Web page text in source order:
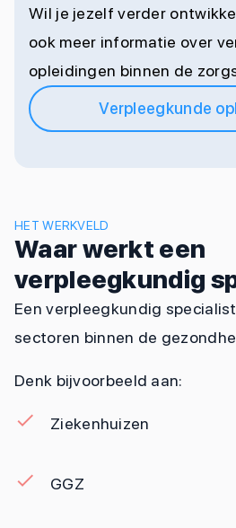
Wil je jezelf verder
ook meer informatie over
opleidingen binnen de
Verpleegkunde
HET WERKVELD
Waar werkt een
verpleegkundig
Een verpleegkundig
sectoren binnen de
Denk bijvoorbeeld aan:
Ziekenhuizen
GGZ